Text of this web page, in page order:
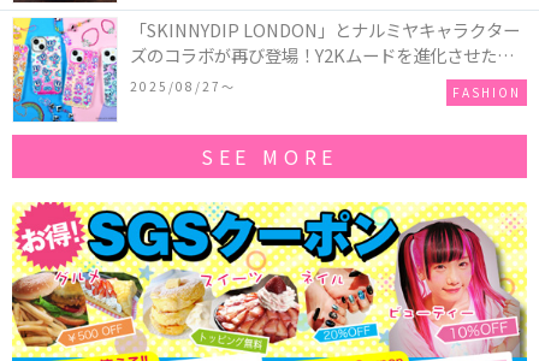
「SKINNYDIP LONDON」とナルミヤキャラクター
ズのコラボが再び登場！Y2Kムードを進化させた新
作コレクションを発売♪
2025/08/27〜 FASHION
SEE MORE